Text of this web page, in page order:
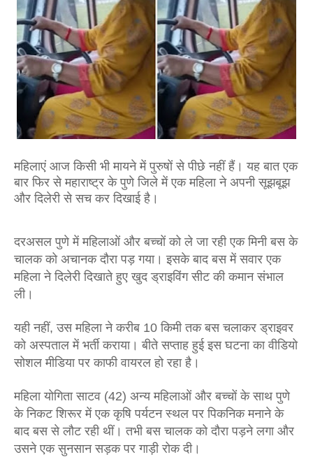
महिलाएं आज किसी भी मायने में पुरुषों से पीछे नहीं हैं। यह बात एक
बार फिर से महाराष्ट्र के पुणे जिले में एक महिला ने अपनी सूझबूझ
और दिलेरी से सच कर दिखाई है।
दरअसल पुणे में महिलाओं और बच्चों को ले जा रही एक मिनी बस के
चालक को अचानक दौरा पड़ गया। इसके बाद बस में सवार एक
महिला ने दिलेरी दिखाते हुए खुद ड्राइविंग सीट की कमान संभाल
ली।
यही नहीं, उस महिला ने करीब 10 किमी तक बस चलाकर ड्राइवर
को अस्पताल में भर्ती कराया। बीते सप्‍ताह हुई इस घटना का वीडियो
सोशल मीडिया पर काफी वायरल हो रहा है।
महिला योगिता साटव (42) अन्य महिलाओं और बच्चों के साथ पुणे
के निकट शिरूर में एक कृषि पर्यटन स्थल पर पिकनिक मनाने के
बाद बस से लौट रही थीं। तभी बस चालक को दौरा पड़ने लगा और
उसने एक सुनसान सड़क पर गाड़ी रोक दी।